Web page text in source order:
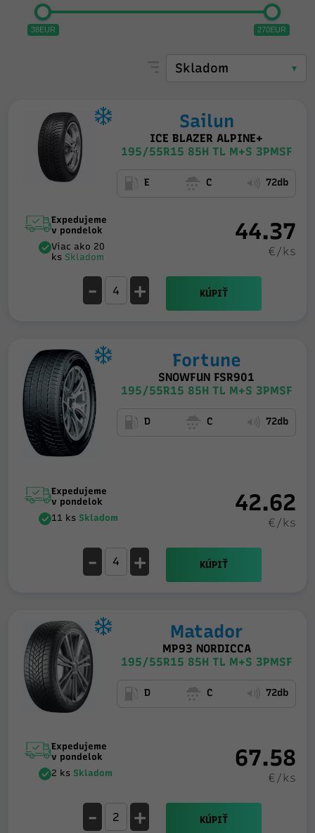
38EUR 270EUR
Sailun
ICE BLAZER ALPINE+
195/55R15 85H TL M+S 3PMSF
E C 72db
Expedujeme
v pondelok
Viac ako 20
ks Skladom
44.37
€/ks
- + KÚPIŤ
Fortune
SNOWFUN FSR901
195/55R15 85H TL M+S 3PMSF
D C 72db
Expedujeme
v pondelok
11 ks Skladom
42.62
€/ks
- + KÚPIŤ
Matador
MP93 NORDICCA
195/55R15 85H TL M+S 3PMSF
D C 72db
Expedujeme
v pondelok
2 ks Skladom
67.58
€/ks
- + KÚPIŤ